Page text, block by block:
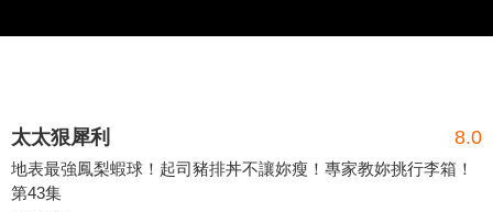
太太狠犀利 8.0
地表最強鳳梨蝦球！起司豬排丼不讓妳瘦！專家教妳挑行李箱！
第43集